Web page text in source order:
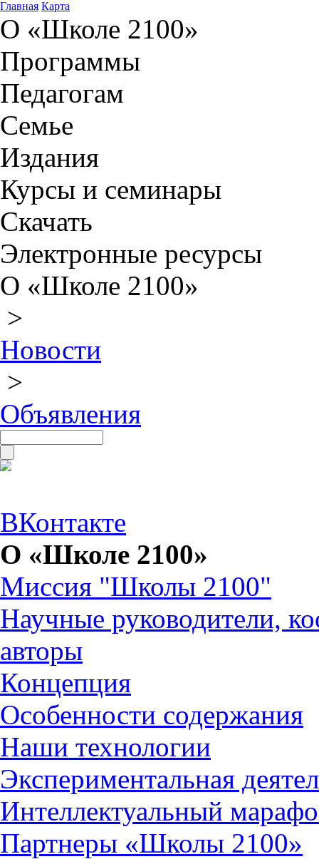
Главная Карта
О «Школе 2100»
Программы
Педагогам
Семье
Издания
Курсы и семинары
Скачать
Электронные ресурсы
О «Школе 2100»
>
Новости
>
Объявления
ВКонтакте
О «Школе 2100»
Миссия "Школы 2100"
Научные руководители,
авторы
Концепция
Особенности содержания
Наши технологии
Экспериментальная
Интеллектуальный
Партнеры «Школы 2100»